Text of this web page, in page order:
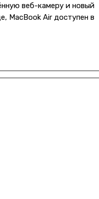
веб-камеру и новый
MacBook Air доступен в